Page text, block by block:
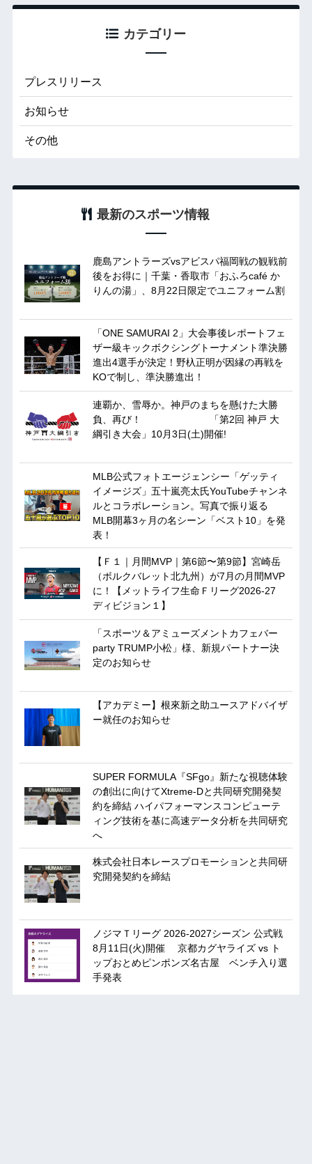
カテゴリー
プレスリリース
お知らせ
その他
最新のスポーツ情報
鹿島アントラーズvsアビスパ福岡戦の観戦前
後をお得に｜千葉・香取市「おふろcafé か
りんの湯」、8月22日限定でユニフォーム割
「ONE SAMURAI 2」大会事後レポートフェ
ザー級キックボクシングトーナメント準決勝
進出4選手が決定！野杁正明が因縁の再戦を
KOで制し、準決勝進出！
連覇か、雪辱か。神戸のまちを懸けた大勝
負、再び！ 「第2回 神戸 大
綱引き大会」10月3日(土)開催!
MLB公式フォトエージェンシー「ゲッティ
イメージズ」五十嵐亮太氏YouTubeチャンネ
ルとコラボレーション。写真で振り返る
MLB開幕3ヶ月の名シーン「ベスト10」を発
表！
【Ｆ１｜月間MVP｜第6節〜第9節】宮崎岳
（ボルクバレット北九州）が7月の月間MVP
に！【メットライフ生命Ｆリーグ2026-27
ディビジョン１】
「スポーツ＆アミューズメントカフェバー
party TRUMP小松」様、新規パートナー決
定のお知らせ
【アカデミー】根來新之助ユースアドバイザ
ー就任のお知らせ
SUPER FORMULA『SFgo』新たな視聴体験
の創出に向けてXtreme-Dと共同研究開発契
約を締結 ハイパフォーマンスコンピューテ
ィング技術を基に⾼速データ分析を共同研究
へ
株式会社日本レースプロモーションと共同研
究開発契約を締結
ノジマＴリーグ 2026-2027シーズン 公式戦
8月11日(火)開催 京都カグヤライズ vs ト
ップおとめピンポンズ名古屋 ベンチ入り選
手発表